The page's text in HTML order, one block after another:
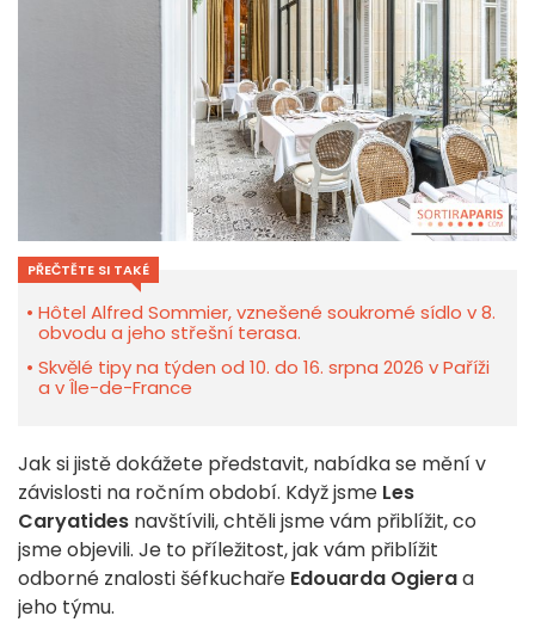
PŘEČTĚTE SI TAKÉ
Hôtel Alfred Sommier, vznešené soukromé sídlo v 8.
obvodu a jeho střešní terasa.
Skvělé tipy na týden od 10. do 16. srpna 2026 v Paříži
a v Île-de-France
Jak si jistě dokážete představit, nabídka se mění v
závislosti na ročním období. Když jsme Les
Caryatides navštívili, chtěli jsme vám přiblížit, co
jsme objevili. Je to příležitost, jak vám přiblížit
odborné znalosti šéfkuchaře Edouarda Ogieraa
jeho týmu.